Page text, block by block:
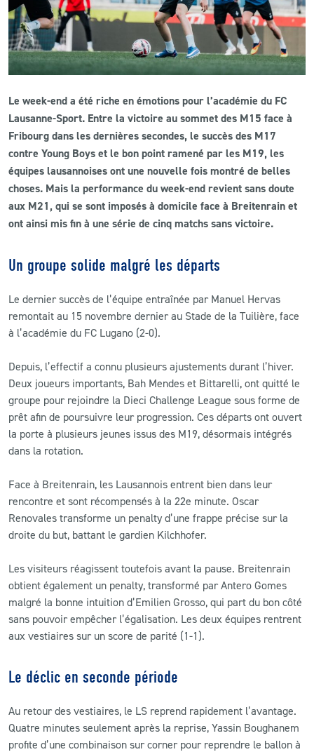
CLUB
CONTACT
L’APP DU LS
LS ACADEMY CAMPS
MATCH DES CELEBRITES
PRESSE ET MEDIAS
Le week-end a été riche en émotions pour l’académie du FC
Lausanne-Sport. Entre la victoire au sommet des M15 face à
Fribourg dans les dernières secondes, le succès des M17
contre Young Boys et le bon point ramené par les M19, les
équipes lausannoises ont une nouvelle fois montré de belles
choses. Mais la performance du week-end revient sans doute
aux M21, qui se sont imposés à domicile face à Breitenrain et
ont ainsi mis fin à une série de cinq matchs sans victoire.
Un groupe solide malgré les départs
Le dernier succès de l’équipe entraînée par Manuel Hervas
remontait au 15 novembre dernier au Stade de la Tuilière, face
à l’académie du FC Lugano (2-0).
Depuis, l’effectif a connu plusieurs ajustements durant l’hiver.
Deux joueurs importants, Bah Mendes et Bittarelli, ont quitté le
groupe pour rejoindre la Dieci Challenge League sous forme de
prêt afin de poursuivre leur progression. Ces départs ont ouvert
la porte à plusieurs jeunes issus des M19, désormais intégrés
dans la rotation.
Face à Breitenrain, les Lausannois entrent bien dans leur
rencontre et sont récompensés à la 22e minute. Oscar
Renovales transforme un penalty d’une frappe précise sur la
droite du but, battant le gardien Kilchhofer.
Les visiteurs réagissent toutefois avant la pause. Breitenrain
obtient également un penalty, transformé par Antero Gomes
malgré la bonne intuition d’Emilien Grosso, qui part du bon côté
sans pouvoir empêcher l’égalisation. Les deux équipes rentrent
aux vestiaires sur un score de parité (1-1).
Le déclic en seconde période
Au retour des vestiaires, le LS reprend rapidement l’avantage.
Quatre minutes seulement après la reprise, Yassin Boughanem
profite d’une combinaison sur corner pour reprendre le ballon à